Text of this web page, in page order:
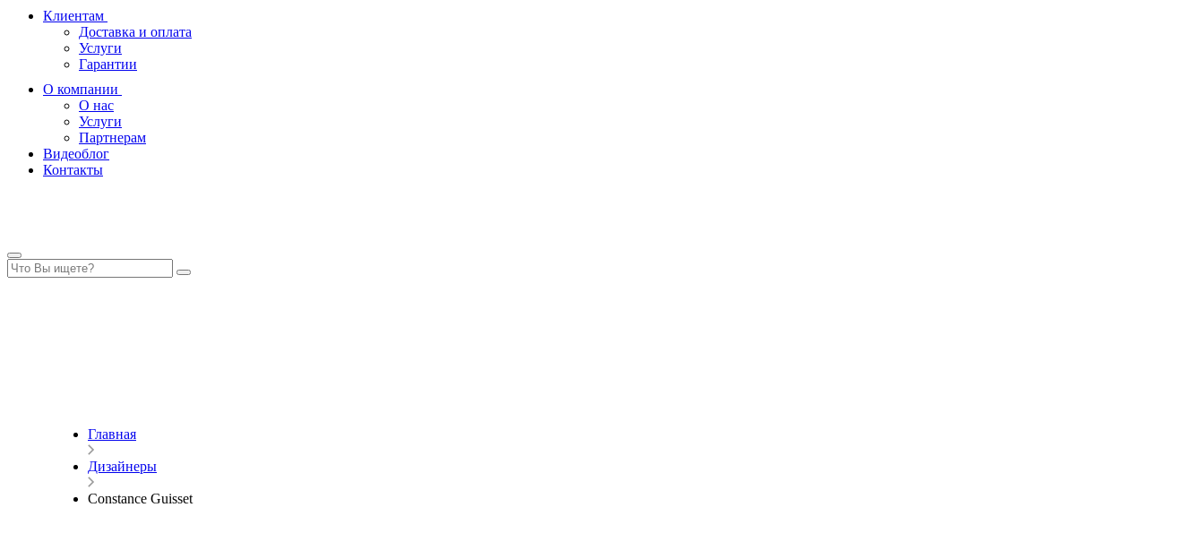
Клиентам
Доставка и оплата
Услуги
Гарантии
О компании
О нас
Услуги
Партнерам
Видеоблог
Контакты
Главная
Дизайнеры
Constance Guisset